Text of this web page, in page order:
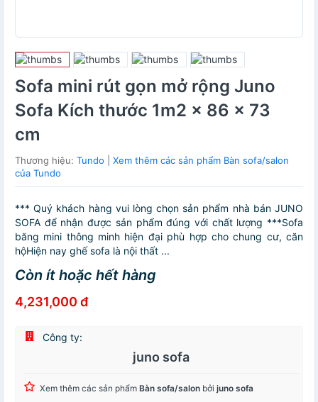
Sofa mini rút gọn mở rộng Juno
Sofa Kích thước 1m2 x 86 x 73
cm
Thương hiệu: Tundo
Xem thêm các sản phẩm Bàn sofa/salon
của Tundo
*** Quý khách hàng vui lòng chọn sản phẩm nhà bán JUNO
SOFA để nhận được sản phẩm đúng với chất lượng ***Sofa
băng mini thông minh hiện đại phù hợp cho chung cư, căn
hộHiện nay ghế sofa là nội thất ...
Còn ít hoặc hết hàng
4,231,000 đ
Công ty:
juno sofa
Xem thêm các sản phẩm Bàn sofa/salon bởi juno sofa